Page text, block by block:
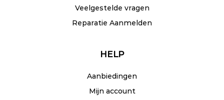
Veelgestelde vragen
Reparatie Aanmelden
HELP
Aanbiedingen
Mijn account